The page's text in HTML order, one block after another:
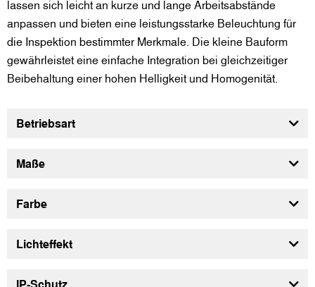
lassen sich leicht an kurze und lange Arbeitsabstände
anpassen und bieten eine leistungsstarke Beleuchtung für
die Inspektion bestimmter Merkmale. Die kleine Bauform
gewährleistet eine einfache Integration bei gleichzeitiger
Beibehaltung einer hohen Helligkeit und Homogenität.
Betriebsart
Maße
Farbe
Lichteffekt
IP-Schutz